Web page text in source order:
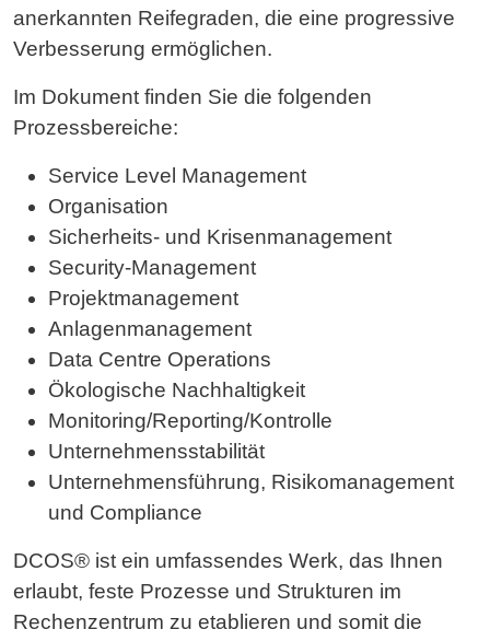
anerkannten Reifegraden, die eine progressive
Verbesserung ermöglichen.
Im Dokument finden Sie die folgenden
Prozessbereiche:
Service Level Management
Organisation
Sicherheits- und Krisenmanagement
Security-Management
Projektmanagement
Anlagenmanagement
Data Centre Operations
Ökologische Nachhaltigkeit
Monitoring/Reporting/Kontrolle
Unternehmensstabilität
Unternehmensführung, Risikomanagement
und Compliance
DCOS® ist ein umfassendes Werk, das Ihnen
erlaubt, feste Prozesse und Strukturen im
Rechenzentrum zu etablieren und somit die